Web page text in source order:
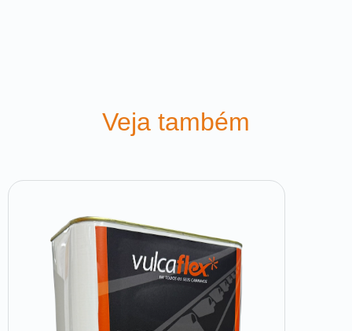
Veja também